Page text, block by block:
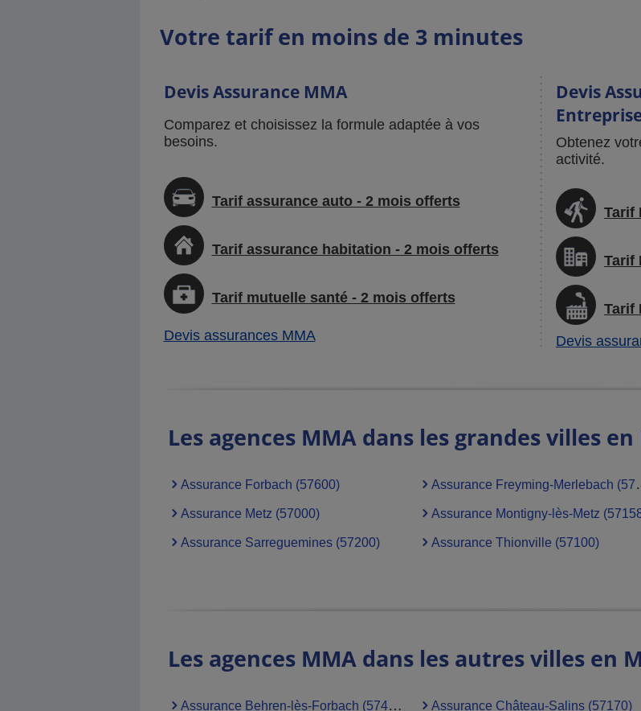
32 Rue Ste Croix, 57600 Forbach
Votre tarif en moins de 3 minutes
Devis Assurance MMA
Comparez et choisissez la formule adaptée à vos
besoins.
Tarif assurance auto - 2 mois offerts
Tarif assurance habitation - 2 mois offerts
Tarif mutuelle santé - 2 mois offerts
Devis assurances MMA
Devis
Obtenez
activité.
Tarif
Tarif
Tarif
Devis
Les agences MMA dans les grandes villes
Assurance Forbach (57600) Assurance Freyming-Merlebach (57800)
Assurance Metz (57000) Assurance Montigny-lès-Metz
Assurance Sarreguemines (57200) Assurance Thionville (57100)
Les agences MMA dans les autres villes en
Assurance Behren-lès-Forbach (57460) Assurance Château-Salins (57170)